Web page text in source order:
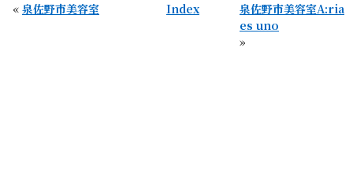
« 泉佐野市美容室 Index
泉佐野市美容室A:ria
es uno
»